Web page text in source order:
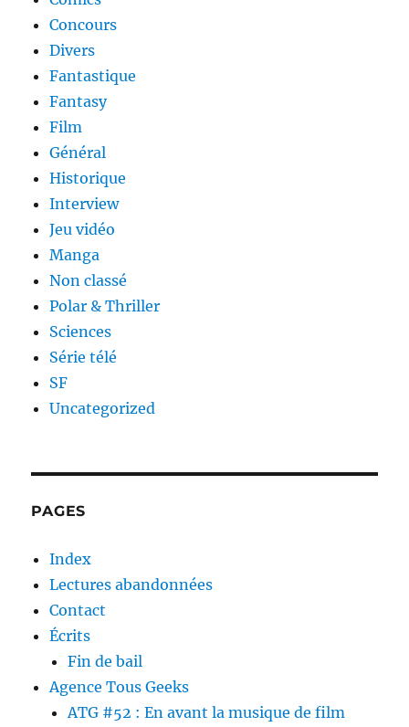
Concours
Divers
Fantastique
Fantasy
Film
Général
Historique
Interview
Jeu vidéo
Manga
Non classé
Polar & Thriller
Sciences
Série télé
SF
Uncategorized
PAGES
Index
Lectures abandonnées
Contact
Écrits
Fin de bail
Agence Tous Geeks
ATG #52 : En avant la musique de film